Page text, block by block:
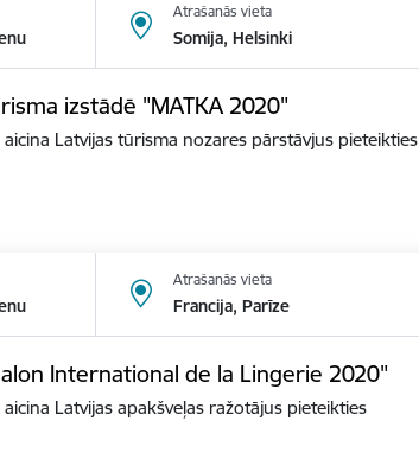
Atrašanās vieta
Somija, Helsinki
izstādē "MATKA 2020"
Latvijas tūrisma nozares pārstāvjus pieteikties
Atrašanās vieta
Francija, Parīze
International de la Lingerie 2020"
Latvijas apakšveļas ražotājus pieteikties